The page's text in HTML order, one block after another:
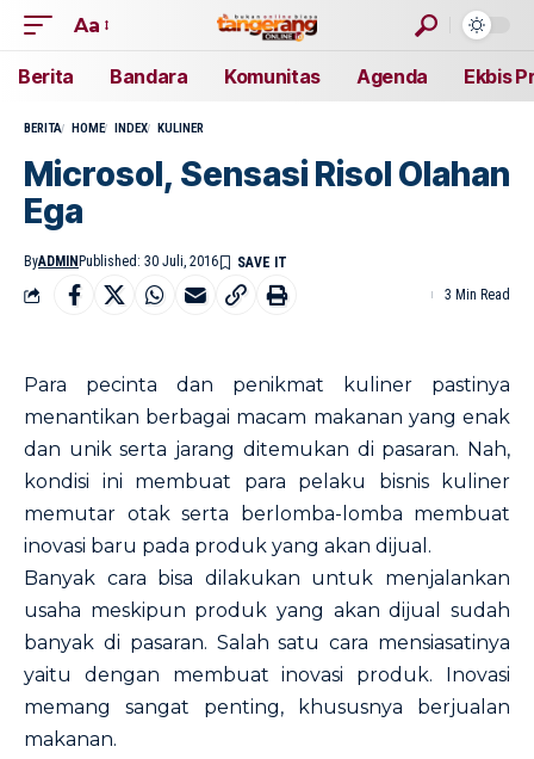
Aa
Berita Bandara Komunitas Agenda Ekbis
BERITA HOME INDEX KULINER
Microsol, Sensasi Risol Olahan
Ega
ByADMIN Published: 30 Juli, 2016
3 Min Read
Para pecinta dan penikmat kuliner pastinya
menantikan berbagai macam makanan yang enak
dan unik serta jarang ditemukan di pasaran. Nah,
kondisi ini membuat para pelaku bisnis kuliner
memutar otak serta berlomba-lomba membuat
inovasi baru pada produk yang akan dijual.
Banyak cara bisa dilakukan untuk menjalankan
usaha meskipun produk yang akan dijual sudah
banyak di pasaran. Salah satu cara mensiasatinya
yaitu dengan membuat inovasi produk. Inovasi
memang sangat penting, khususnya berjualan
makanan.